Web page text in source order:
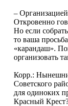
–
Откровенно
Но если
то ваша
«карандаш».
организовать
Корр.:
Советского
для одиноких
Красный